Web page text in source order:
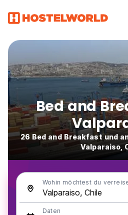
Bed and
26 Bed and Breakfast und
Valparaiso,
Wohin möchtest du
Daten